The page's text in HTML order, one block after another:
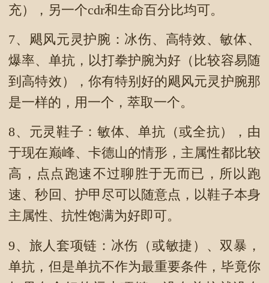
充），另一个cdr和生命百分比均可。
7、飓风元灵护腕：冰伤、高特效、敏体、
爆率、单抗，以打拳护腕为好（比较容易随
到高特效），你有特别好的飓风元灵护腕那
是一样的，用一个，萃取一个。
8、元灵鞋子：敏体、单抗（或全抗），由
于现在巅峰、卡德山的情形，主属性都比较
高，点点跑速不过聊胜于无而已，所以跑
速、秒回、护甲尽可以随意点，以鞋子本身
主属性、抗性饱满为好即可。
9、旅人套项链：冰伤（或敏捷）、双暴，
单抗，但是单抗不作为最重要条件，毕竟你